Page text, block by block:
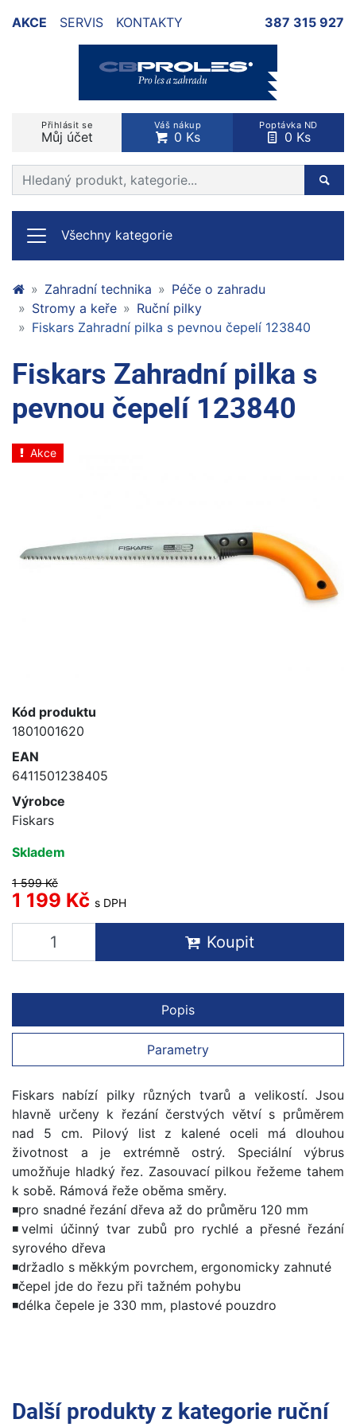
AKCE SERVIS KONTAKTY 387 315 927
Přihlásit se
Můj účet
Váš nákup
0 Ks
Poptávka ND
0 Ks
Prohledat web
Všechny kategorie
Zahradní technika
Péče o zahradu
Stromy a keře
Ruční pilky
Fiskars Zahradní pilka s pevnou čepelí 123840
Fiskars Zahradní pilka s
pevnou čepelí 123840
Akce
Kód produktu
1801001620
EAN
6411501238405
Výrobce
Fiskars
Skladem
1 599 Kč
1 199 Kč s DPH
Koupit
Popis
Parametry
Fiskars nabízí pilky různých tvarů a velikostí. Jsou
hlavně určeny k řezání čerstvých větví s průměrem
nad 5 cm. Pilový list z kalené oceli má dlouhou
životnost a je extrémně ostrý. Speciální výbrus
umožňuje hladký řez. Zasouvací pilkou řežeme tahem
k sobě. Rámová řeže oběma směry.
◾pro snadné řezání dřeva až do průměru 120 mm
◾velmi účinný tvar zubů pro rychlé a přesné řezání
syrového dřeva
◾držadlo s měkkým povrchem, ergonomicky zahnuté
◾čepel jde do řezu při tažném pohybu
◾délka čepele je 330 mm, plastové pouzdro
Další produkty z kategorie ruční